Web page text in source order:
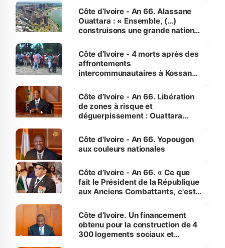
enfants
Côte d’Ivoire - An 66. Alassane
Ouattara : « Ensemble, (…)
construisons une grande nation
générations futures »
Côte d’Ivoire - 4 morts après des
affrontements
intercommunautaires à Kossandji
milieu des sinistrés
Côte d’Ivoire - An 66. Libération
de zones à risque et
déguerpissement : Ouattara
l'Etat de droit pour préserver les
vies humaines »
Côte d'Ivoire - An 66. Yopougon
aux couleurs nationales
Côte d’Ivoire - An 66. « Ce que
fait le Président de la République
aux Anciens Combattants, c'est
Côte d’Ivoire. Un financement
obtenu pour la construction de 4
300 logements sociaux et